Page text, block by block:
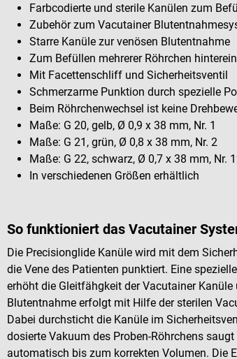
Farbcodierte und sterile Kanülen zum
Zubehör zum Vacutainer
Starre Kanüle zur venösen Blutentnahme
Zum Befüllen mehrerer Röhrchen
Mit Facettenschliff und Sicherheitsventil
Schmerzarme Punktion durch spezielle
Beim Röhrchenwechsel ist keine
Maße: G 20, gelb, Ø 0,9 x 38 mm, Nr. 1
Maße: G 21, grün, Ø 0,8 x 38 mm, Nr. 2
Maße: G 22, schwarz, Ø 0,7 x 38 mm, Nr.
In verschiedenen Größen erhältlich
So funktioniert das Vacutainer
Die Precisionglide Kanüle wird mit dem
die Vene des Patienten punktiert. Eine
erhöht die Gleitfähgkeit der Vacutainer
Blutentnahme erfolgt mit Hilfe der sterilen
Dabei durchsticht die Kanüle im
dosierte Vakuum des Proben-Röhrchens
automatisch bis zum korrekten Volumen. Die